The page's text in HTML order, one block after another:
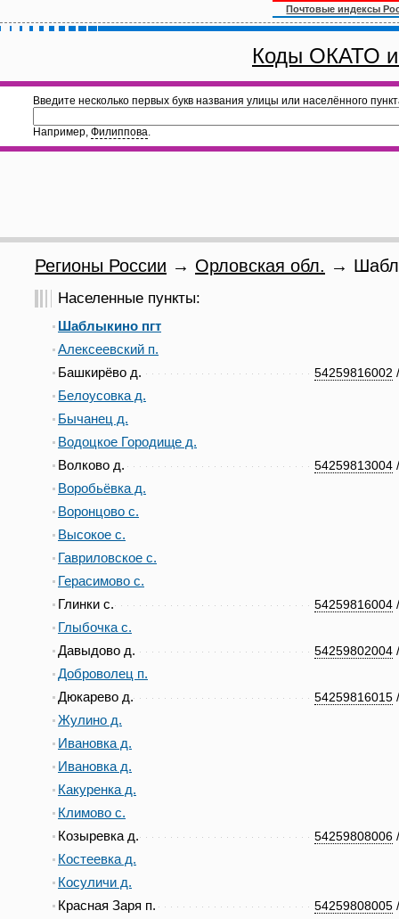
Почтовые индексы
Коды ОКАТО
Введите несколько первых букв названия улицы или населённого
Например, Филиппова.
Регионы России → Орловская обл. →
Населенные пункты:
Шаблыкино пгт
Алексеевский п.
54259816002
Башкирёво д.
Белоусовка д.
Бычанец д.
Водоцкое Городище д.
54259813004
Волково д.
Воробьёвка д.
Воронцово с.
Высокое с.
Гавриловское с.
Герасимово с.
54259816004
Глинки с.
Глыбочка с.
54259802004
Давыдово д.
Доброволец п.
54259816015
Дюкарево д.
Жулино д.
Ивановка д.
Ивановка д.
Какуренка д.
Климово с.
54259808006
Козыревка д.
Костеевка д.
Косуличи д.
54259808005
Красная Заря п.